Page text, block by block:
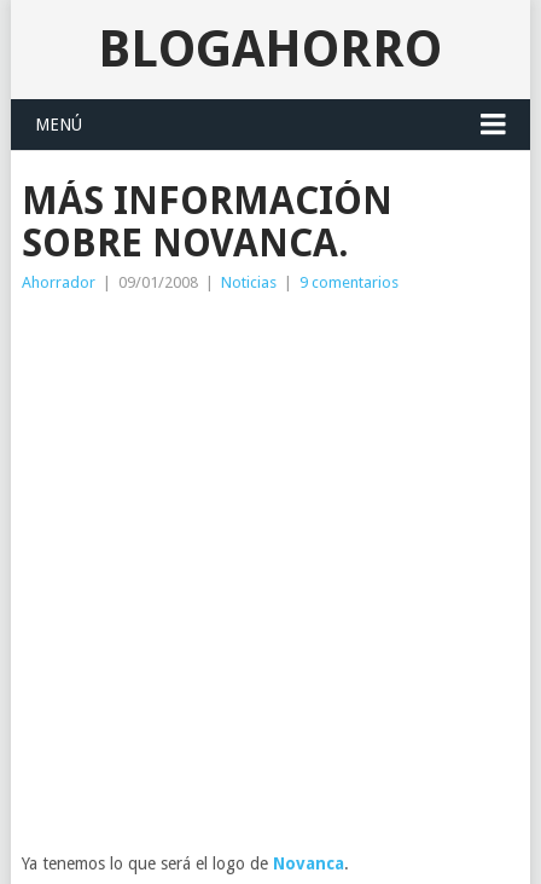
BLOGAHORRO
MENÚ
MÁS INFORMACIÓN
SOBRE NOVANCA.
Ahorrador 09/01/2008 Noticias 9 comentarios
Ya tenemos lo que será el logo de Novanca.